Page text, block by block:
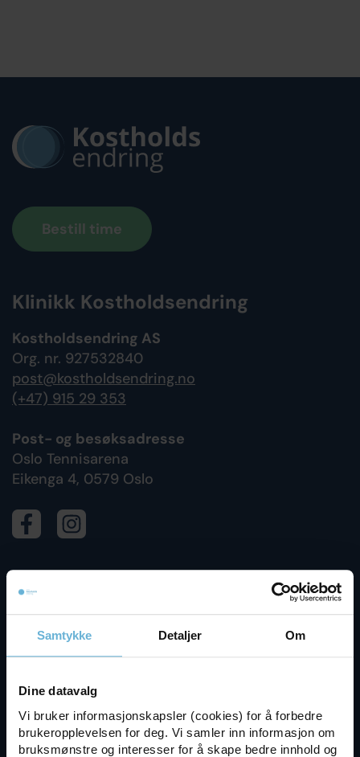
Samtykke Detaljer Om
Dine datavalg
Vi bruker informasjonskapsler (cookies) for å forbedre
brukeropplevelsen for deg. Vi samler inn informasjon om
bruksmønstre og interesser for å skape bedre innhold og
Bestill time
Klinikk Kostholdsendring
Kostholdsendring AS
Org. nr. 927532840
post@kostholdsendring.no
(+47) 915 29 353
Post- og besøksadresse
Oslo Tennisarena
Eikenga 4, 0579 Oslo
Tjenester
Klinisk ernæringsfysiolog
Kostholdsveiledning
Skreddersydd kostholdsplan